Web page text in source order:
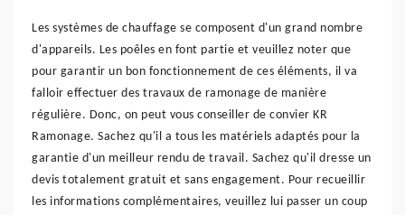
Les systèmes de chauffage se composent d'un grand nombre
d'appareils. Les poêles en font partie et veuillez noter que
pour garantir un bon fonctionnement de ces éléments, il va
falloir effectuer des travaux de ramonage de manière
régulière. Donc, on peut vous conseiller de convier KR
Ramonage. Sachez qu'il a tous les matériels adaptés pour la
garantie d'un meilleur rendu de travail. Sachez qu'il dresse un
devis totalement gratuit et sans engagement. Pour recueillir
les informations complémentaires, veuillez lui passer un coup